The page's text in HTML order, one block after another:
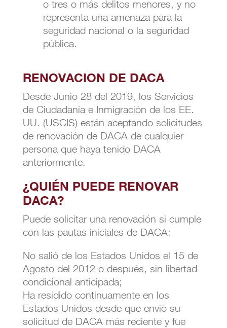
o tres o más delitos menores, y no
representa una amenaza para la
seguridad nacional o la seguridad
pública.
RENOVACION DE DACA
Desde Junio 28 del 2019, los Servicios
de Ciudadanía e Inmigración de los EE.
UU. (USCIS) están aceptando solicitudes
de renovación de DACA de cualquier
persona que haya tenido DACA
anteriormente.
¿QUIÉN PUEDE RENOVAR
DACA?
Puede solicitar una renovación si cumple
con las pautas iniciales de DACA:
No salió de los Estados Unidos el 15 de
Agosto del 2012 o después, sin libertad
condicional anticipada;
Ha residido continuamente en los
Estados Unidos desde que envió su
solicitud de DACA más reciente y fue